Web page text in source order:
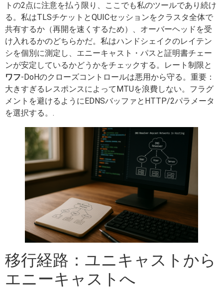
トの2点に注意を払う限り、ここでも私のツールであり続け
る。私はTLSチケットとQUICセッションをクラスタ全体で
共有するか（再開を速くするため）、オーバーヘッドを受
け入れるかのどちらかだ。私はハンドシェイクのレイテン
シを個別に測定し、エニーキャスト・パスと証明書チェー
ンが安定しているかどうかをチェックする。レート制限と
ワフ-DoHのクローズコントロールは悪用から守る。重要：
大きすぎるレスポンスによってMTUを浪費しない。フラグ
メントを避けるようにEDNSバッファとHTTP/2パラメータ
を選択する。.
移行経路：ユニキャストから
エニーキャストへ